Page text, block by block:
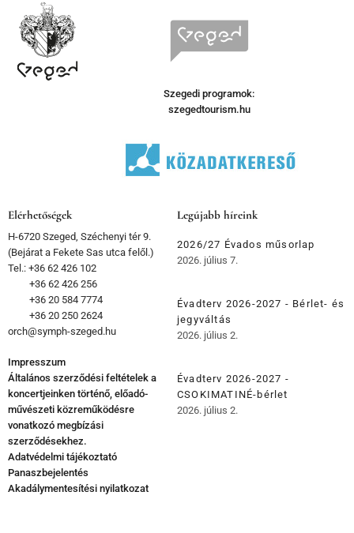
Szegedi programok:
szegedtourism.hu
Elérhetőségek
H-6720 Szeged, Széchenyi tér 9.
(Bejárat a Fekete Sas utca felől.)
Tel.: +36 62 426 102
+36 62 426 256
+36 20 584 7774
+36 20 250 2624
orch@symph-szeged.hu
Impresszum
Általános szerződési feltételek a
koncertjeinken történő, előadó-
művészeti közreműködésre
vonatkozó megbízási
szerződésekhez.
Adatvédelmi tájékoztató
Panaszbejelentés
Akadálymentesítési nyilatkozat
Legújabb híreink
2026/27 Évados műsorlap
2026. július 7.
Évadterv 2026-2027 - Bérlet- és
jegyváltás
2026. július 2.
Évadterv 2026-2027 -
CSOKIMATINÉ-bérlet
2026. július 2.